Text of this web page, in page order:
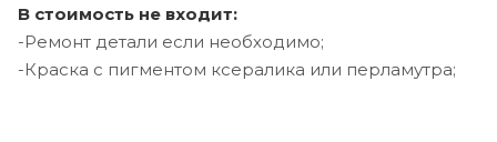
В стоимость не входит:
-Ремонт детали если необходимо;
-Краска с пигментом ксералика или перламутра;